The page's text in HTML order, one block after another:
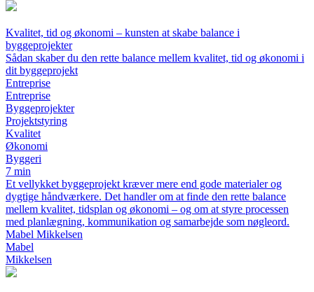
Kvalitet, tid og økonomi – kunsten at skabe balance i
byggeprojekter
Sådan skaber du den rette balance mellem kvalitet, tid og økonomi i
dit byggeprojekt
Entreprise
Entreprise
Byggeprojekter
Projektstyring
Kvalitet
Økonomi
Byggeri
7 min
Et vellykket byggeprojekt kræver mere end gode materialer og
dygtige håndværkere. Det handler om at finde den rette balance
mellem kvalitet, tidsplan og økonomi – og om at styre processen
med planlægning, kommunikation og samarbejde som nøgleord.
Mabel Mikkelsen
Mabel
Mikkelsen